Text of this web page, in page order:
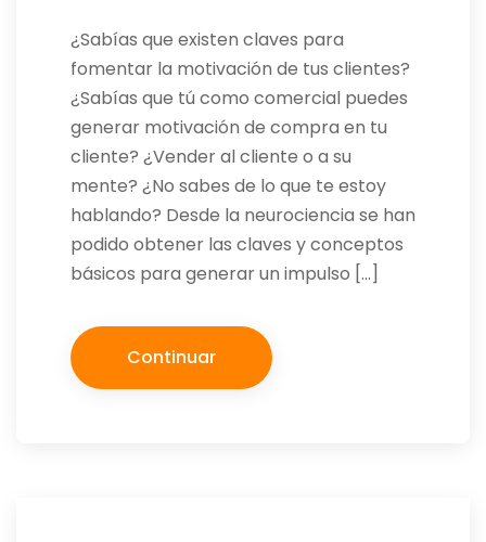
¿Sabías que existen claves para
fomentar la motivación de tus clientes?
¿Sabías que tú como comercial puedes
generar motivación de compra en tu
cliente? ¿Vender al cliente o a su
mente? ¿No sabes de lo que te estoy
hablando? Desde la neurociencia se han
podido obtener las claves y conceptos
básicos para generar un impulso […]
Continuar